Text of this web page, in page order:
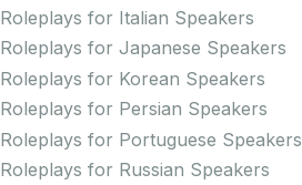
Roleplays for Italian Speakers
Roleplays for Japanese Speakers
Roleplays for Korean Speakers
Roleplays for Persian Speakers
Roleplays for Portuguese Speakers
Roleplays for Russian Speakers